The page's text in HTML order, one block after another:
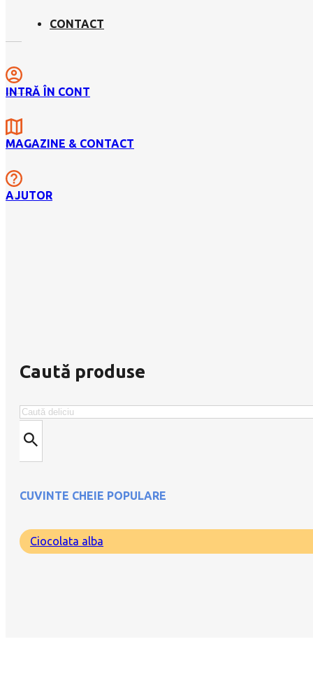
CONTACT
INTRĂ ÎN CONT
MAGAZINE & CONTACT
AJUTOR
Caută produse
Caută
CUVINTE CHEIE POPULARE
Ciocolata alba